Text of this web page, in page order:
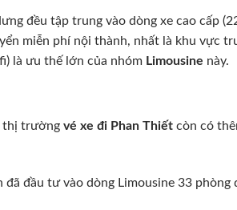
đều tập trung vào dòng xe cao cấp
miễn phí nội thành, nhất là khu vực
là ưu thế lớn của nhóm Limousine này.
thị trường vé xe đi Phan Thiết còn có
đầu tư vào dòng Limousine 33